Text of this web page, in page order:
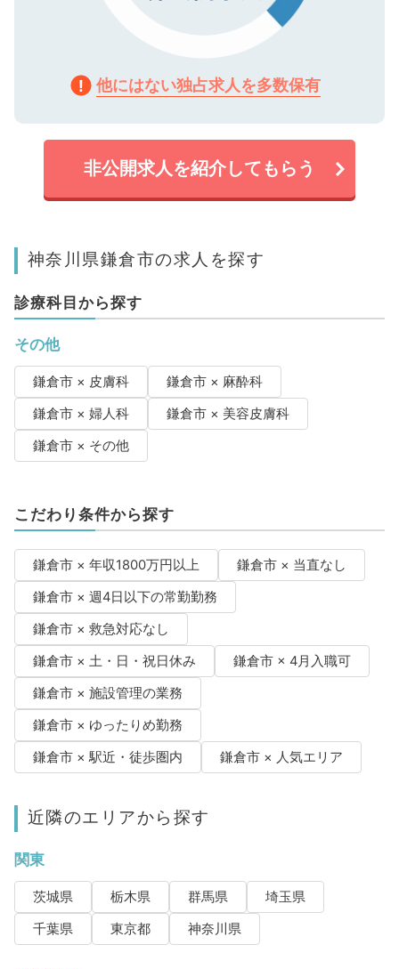
他にはない独占求人を多数保有
非公開求人を紹介してもらう
神奈川県鎌倉市の求人を探す
診療科目から探す
その他
鎌倉市 × 皮膚科
鎌倉市 × 麻酔科
鎌倉市 × 婦人科
鎌倉市 × 美容皮膚科
鎌倉市 × その他
こだわり条件から探す
鎌倉市 × 年収1800万円以上
鎌倉市 × 当直なし
鎌倉市 × 週4日以下の常勤勤務
鎌倉市 × 救急対応なし
鎌倉市 × 土・日・祝日休み
鎌倉市 × 4月入職可
鎌倉市 × 施設管理の業務
鎌倉市 × ゆったりめ勤務
鎌倉市 × 駅近・徒歩圏内
鎌倉市 × 人気エリア
近隣のエリアから探す
関東
茨城県 栃木県 群馬県
埼玉県
千葉県
東京都 神奈川県